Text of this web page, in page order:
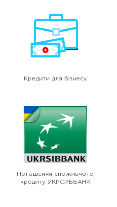
Кредити для бізнесу
Погашення споживчого
кредиту УКРСИББАНК